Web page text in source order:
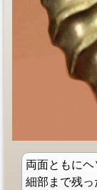
両面ともにヘ
細部まで残